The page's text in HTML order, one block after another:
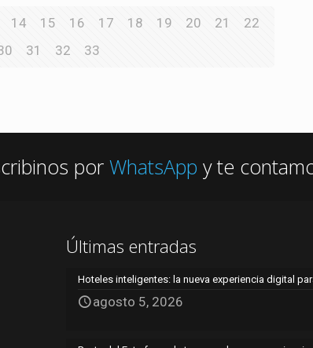
14 15 16 17 18 19 20 21
22
31 32 33
por WhatsApp y te
Últimas entradas
Hoteles inteligentes: la nueva experiencia digital
agosto 5, 2026